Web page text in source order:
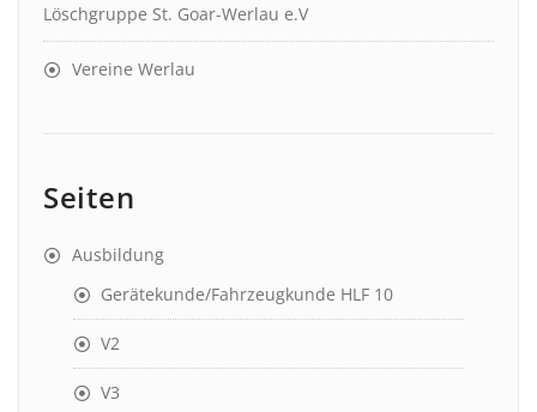
Löschgruppe St. Goar-Werlau e.V
Vereine Werlau
Seiten
Ausbildung
Gerätekunde/Fahrzeugkunde HLF 10
V2
V3